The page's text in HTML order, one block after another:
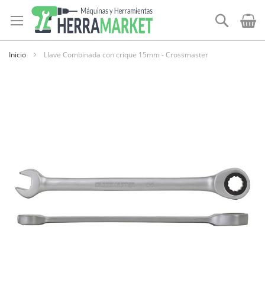
al
contenido
Buscar
Inicio Llave Combinada con crique 15mm - Crossmaster